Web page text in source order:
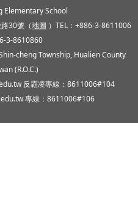
Elementary School
30號（地圖 ）TEL：+886-3-8611006
3-8610860
cheng Township, Hualien County
(R.O.C.)
反霸凌專線：8611006#104
專線：8611006#106